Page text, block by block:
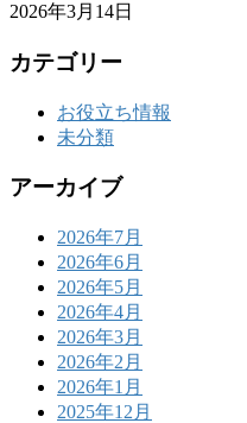
2026年3月14日
カテゴリー
お役立ち情報
未分類
アーカイブ
2026年7月
2026年6月
2026年5月
2026年4月
2026年3月
2026年2月
2026年1月
2025年12月